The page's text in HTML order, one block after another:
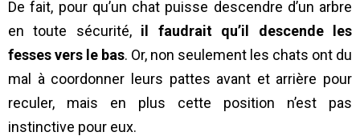
De fait, pour qu’un chat puisse descendre d’un arbre
en toute sécurité, il faudrait qu’il descende les
fesses vers le bas. Or, non seulement les chats ont du
mal à coordonner leurs pattes avant et arrière pour
reculer, mais en plus cette position n’est pas
instinctive pour eux.